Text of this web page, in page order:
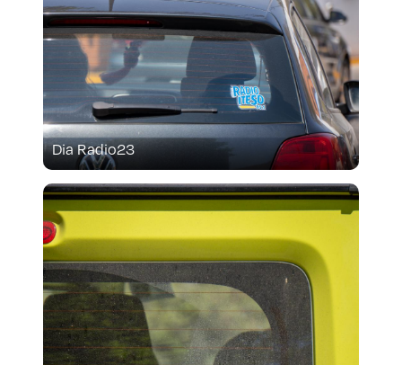
Becas
Graduaciones
CRUCE
Derecho
Lo más buscado
Carreras
Derecho
Dia Radio23